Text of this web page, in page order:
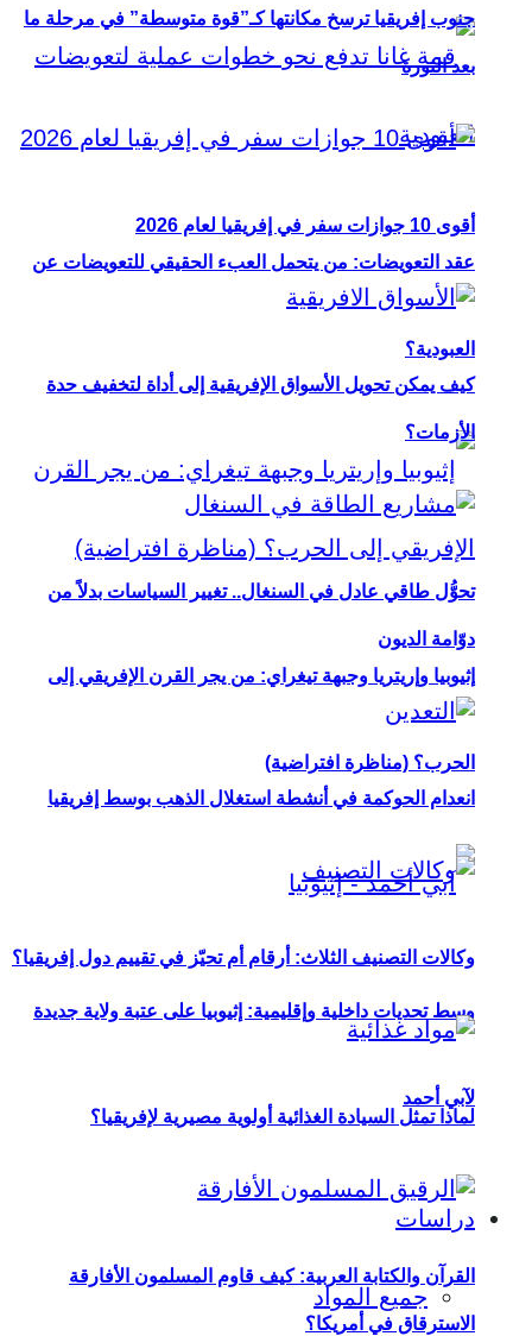
عقد التعويضات: من يتحمل العبء الحقيقي للتعويضات عن
العبودية؟
إثيوبيا وإريتريا وجبهة تيغراي: من يجر القرن الإفريقي إلى
الحرب؟ (مناظرة افتراضية)
وسط تحديات داخلية وإقليمية: إثيوبيا على عتبة ولاية جديدة
لآبي أحمد
دراسات
جميع المواد
جنوب إفريقيا ترسخ مكانتها كـ”قوة متوسطة” في مرحلة ما
بعد الثورة
أقوى 10 جوازات سفر في إفريقيا لعام 2026
كيف يمكن تحويل الأسواق الإفريقية إلى أداة لتخفيف حدة
الأزمات؟
تحوُّل طاقي عادل في السنغال.. تغيير السياسات بدلاً من
دوّامة الديون
انعدام الحوكمة في أنشطة استغلال الذهب بوسط إفريقيا
وكالات التصنيف الثلاث: أرقام أم تحيّز في تقييم دول إفريقيا؟
لماذا تمثل السيادة الغذائية أولوية مصيرية لإفريقيا؟
القرآن والكتابة العربية: كيف قاوم المسلمون الأفارقة
الاسترقاق في أمريكا؟